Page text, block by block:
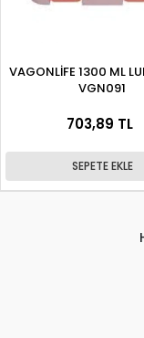
VAGONLİFE 1300 ML
VGN091
703,89 TL
SEPETE EKLE